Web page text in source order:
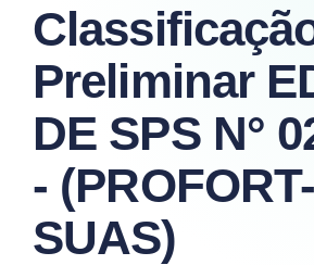
Preliminar
DE SPS N°
- (PROFORT-
SUAS)